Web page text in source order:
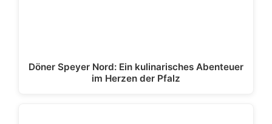
Döner Speyer Nord: Ein kulinarisches Abenteuer
im Herzen der Pfalz